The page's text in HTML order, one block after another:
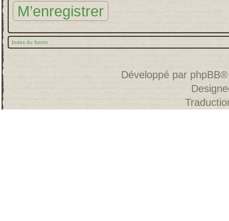
M’enregistrer
Index du forum
Développé par phpBB®